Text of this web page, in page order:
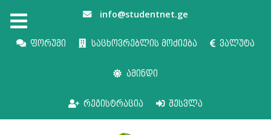
info@studentnet.ge
ფორუმი საცხოვრებლის მოძიება ვალუტა
ამინდი
რეგისტრაცია შესვლა